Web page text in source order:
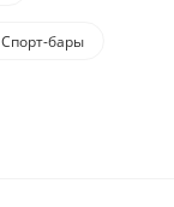
Спорт-бары